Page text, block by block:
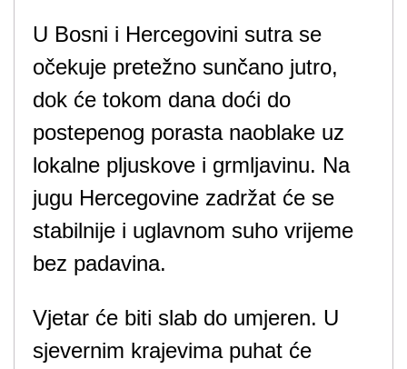
U Bosni i Hercegovini sutra se
očekuje pretežno sunčano jutro,
dok će tokom dana doći do
postepenog porasta naoblake uz
lokalne pljuskove i grmljavinu. Na
jugu Hercegovine zadržat će se
stabilnije i uglavnom suho vrijeme
bez padavina.
Vjetar će biti slab do umjeren. U
sjevernim krajevima puhat će